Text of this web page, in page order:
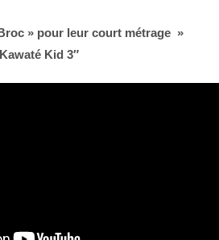
» pour leur court métrage »
Kawaté Kid 3″